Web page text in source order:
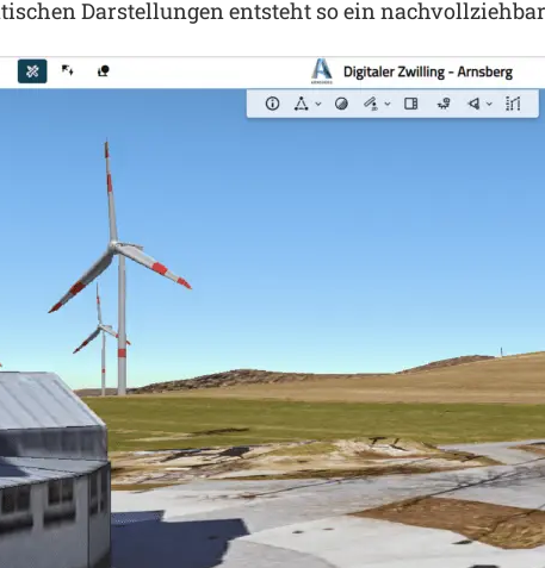
Darstellungen entsteht so ein